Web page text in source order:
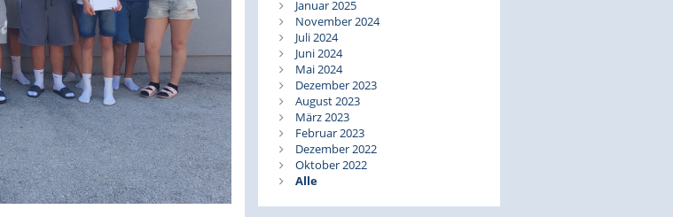
Januar 2025
November 2024
Juli 2024
Juni 2024
Mai 2024
Dezember 2023
August 2023
März 2023
Februar 2023
Dezember 2022
Oktober 2022
Alle